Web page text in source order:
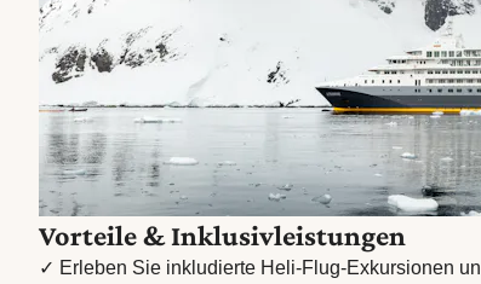
Vorteile & Inklusivleistungen
✓ Erleben Sie inkludierte Heli-Flug-Exkursionen